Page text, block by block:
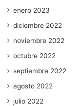
enero 2023
diciembre 2022
noviembre 2022
octubre 2022
septiembre 2022
agosto 2022
julio 2022